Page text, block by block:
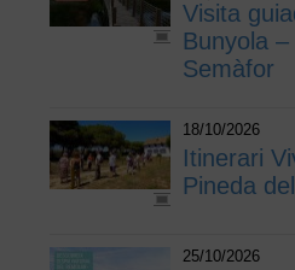
Visita
Bunyola
Semàfor
18/10/2026
Itinerari
Pineda
25/10/2026